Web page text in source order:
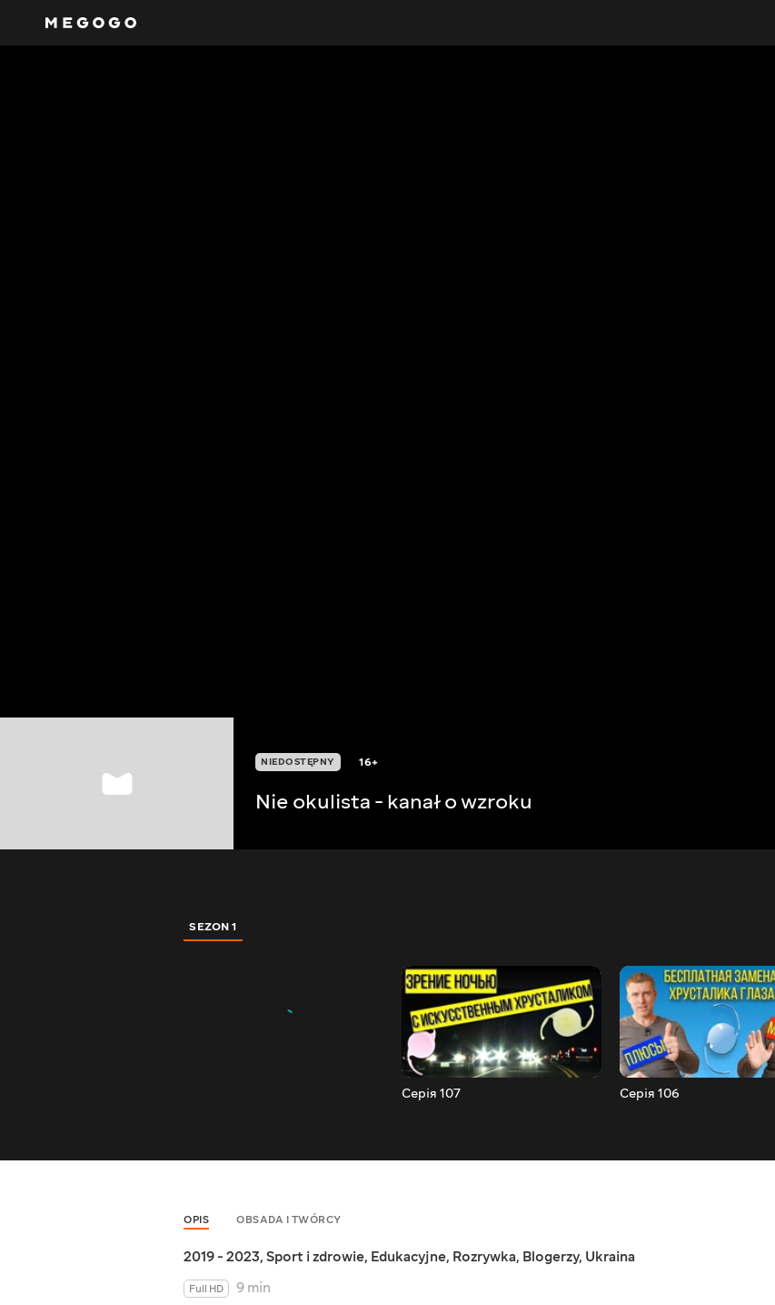
NIEDOSTĘPNY 16+
Nie okulista - kanał o wzroku
SEZON 1
Серія 107 Серія 106
OPIS OBSADA I TWÓRCY
2019 - 2023, Sport i zdrowie, Edukacyjne, Rozrywka, Blogerzy, Ukraina
Full HD
9 min